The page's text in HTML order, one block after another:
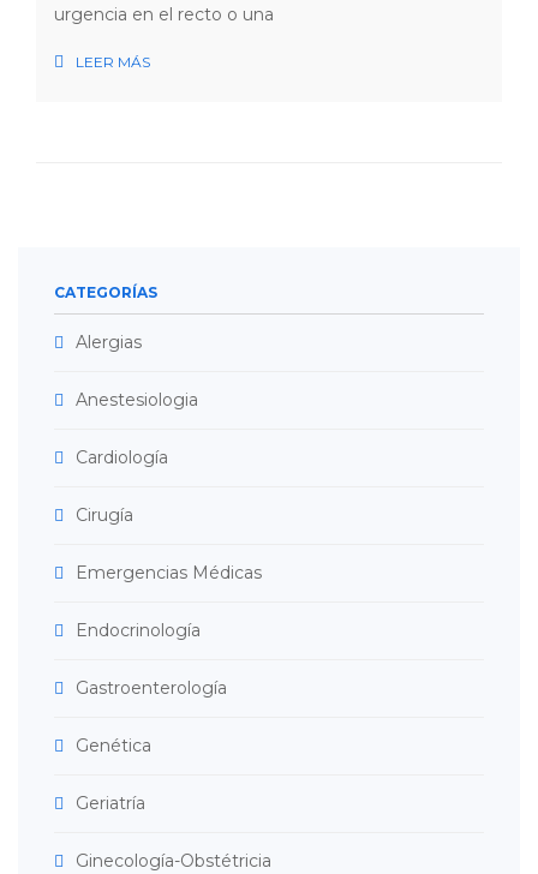
urgencia en el recto o una
LEER MÁS
CATEGORÍAS
Alergias
Anestesiologia
Cardiología
Cirugía
Emergencias Médicas
Endocrinología
Gastroenterología
Genética
Geriatría
Ginecología-Obstétricia